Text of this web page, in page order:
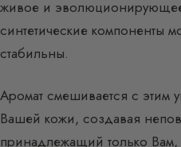
живое и
синтетические компоненты
стабильны.
Аромат смешивается с этим
Вашей кожи, создавая
принадлежащий только